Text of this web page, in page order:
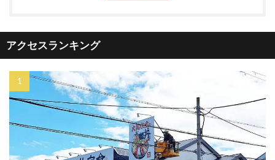
アクセスランキング